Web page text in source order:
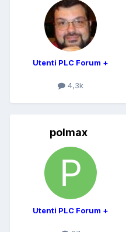
Utenti PLC Forum +
4,3k
polmax
Utenti PLC Forum +